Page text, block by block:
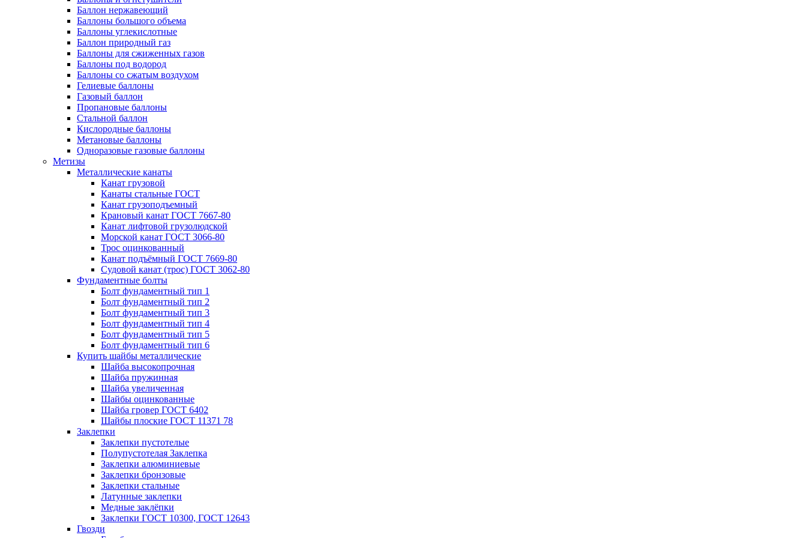
Баллон нержавеющий
Баллоны большого объема
Баллоны углекислотные
Баллон природный газ
Баллоны для сжиженных газов
Баллоны под водород
Баллоны со сжатым воздухом
Гелиевые баллоны
Газовый баллон
Пропановые баллоны
Стальной баллон
Кислородные баллоны
Метановые баллоны
Одноразовые газовые баллоны
Метизы
Металлические канаты
Канат грузовой
Канаты стальные ГОСТ
Канат грузоподъемный
Крановый канат ГОСТ 7667-80
Канат лифтовой грузолюдской
Морской канат ГОСТ 3066-80
Трос оцинкованный
Канат подъёмный ГОСТ 7669-80
Судовой канат (трос) ГОСТ 3062-80
Фундаментные болты
Болт фундаментный тип 1
Болт фундаментный тип 2
Болт фундаментный тип 3
Болт фундаментный тип 4
Болт фундаментный тип 5
Болт фундаментный тип 6
Купить шайбы металлические
Шайба высокопрочная
Шайба пружинная
Шайба увеличенная
Шайбы оцинкованные
Шайба гровер ГОСТ 6402
Шайбы плоские ГОСТ 11371 78
Заклепки
Заклепки пустотелые
Полупустотелая Заклепка
Заклепки алюминиевые
Заклепки бронзовые
Заклепки стальные
Латунные заклепки
Медные заклёпки
Заклепки ГОСТ 10300, ГОСТ 12643
Гвозди